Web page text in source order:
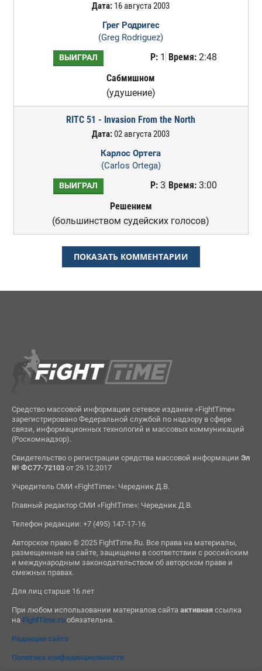
Дата: 16 августа 2003
Грег Родригес
(Greg Rodriguez)
ВЫИГРАЛ Р:1 Время:2:48
Сабмишном
(удушение)
RITC 51 - Invasion From the North
Дата:02 августа 2003
Карлос Ортега
(Carlos Ortega)
ВЫИГРАЛ Р:3 Время:3:00
Решением
(большинством судейских голосов)
ПОКАЗАТЬ КОММЕНТАРИИ
Средство массовой информации сетевое издание «FightTime»
зарегистрировано Федеральной службой по надзору в сфере
связи, информационных технологий и массовых коммуникаций
(Роскомнадзор).
Свидетельство о регистрации средства массовой информации Эл
№ ФС77-72103от 29.12.2017
Учредитель СМИ «FightTime»: Чередник Д.В.
Главный редактор СМИ «FightTime»: Чередник Д.В.
Телефон редакции: +7 (495) 147-17-16
Авторское право © 2025 FightTime.Ru. Все права на материалы,
размещенные на сайте, защищены в соответствии с российским
и международным законодательством об авторском праве и
смежных правах.
Для лиц старше 16 лет
При любом использовании материалов сайта активнаяссылка
на FightTime.ruобязательна.
Редакция сайта
Политика конфиденциальности